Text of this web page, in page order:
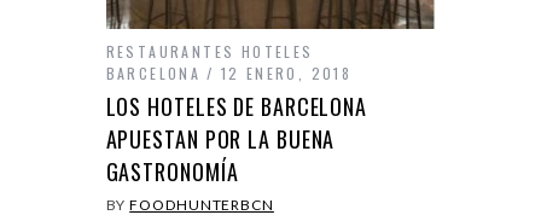
RESTAURANTES HOTELES
BARCELONA
12 ENERO, 2018
LOS HOTELES DE BARCELONA
APUESTAN POR LA BUENA
GASTRONOMÍA
BYFOODHUNTERBCN